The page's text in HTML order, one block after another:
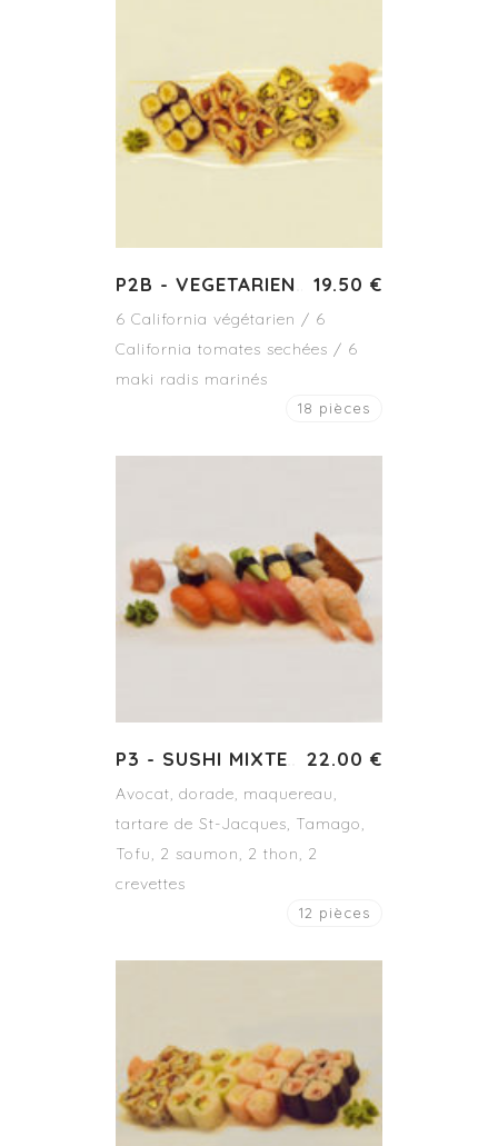
P2B - VEGETARIEN 19.50 €
6 California végétarien / 6
California tomates sechées / 6
maki radis marinés
18 pièces
P3 - SUSHI MIXTE 22.00 €
Avocat, dorade, maquereau,
tartare de St-Jacques, Tamago,
Tofu, 2 saumon, 2 thon, 2
crevettes
12 pièces